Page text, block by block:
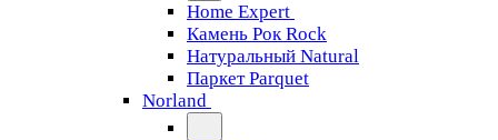
Home Expert
Камень Рок Rock
Натуральный Natural
Паркет Parquet
Norland